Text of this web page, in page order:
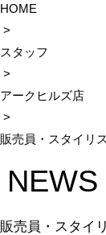
HOME
>
スタッフ
>
アークヒルズ店
>
販売員・スタイリ
NEWS
販売員・スタイ